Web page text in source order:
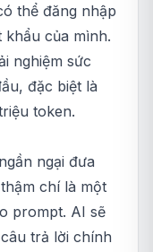
thể đăng nhập
khẩu của mình.
nghiệm sức
đặc biệt là
token.
ngại đưa
chí là một
prompt. AI sẽ
trả lời chính